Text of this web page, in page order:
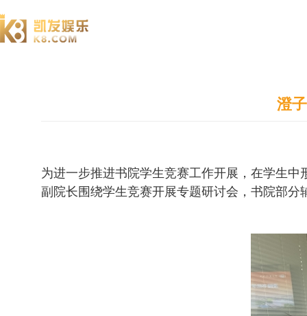
澄
为进一步推进书院学生竞赛工作开展，在学生
副院长围绕学生竞赛开展专题研讨会，书院部